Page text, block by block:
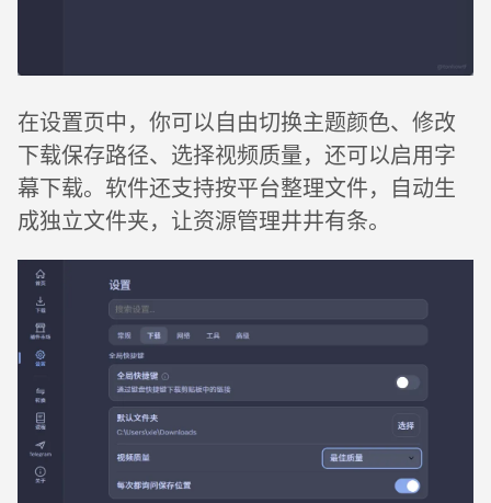
在设置页中，你可以自由切换主题颜色、修改
下载保存路径、选择视频质量，还可以启用字
幕下载。软件还支持按平台整理文件，自动生
成独立文件夹，让资源管理井井有条。